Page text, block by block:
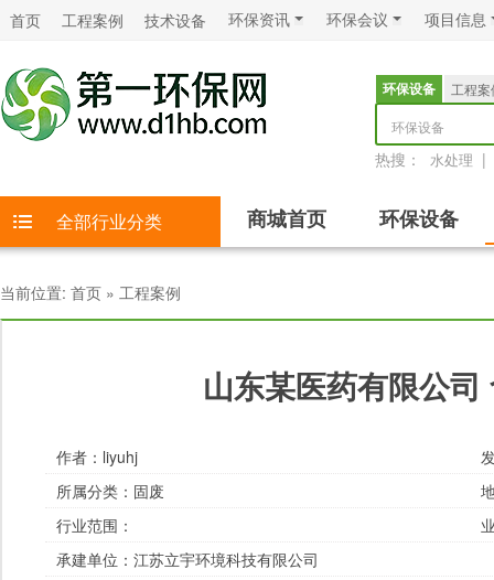
首页 工程案例 技术设备 环保资讯 环保会议 项目信息
环保设备
工程案
环保设备
热搜： 水处理 |
全部行业分类 商城首页 环保设备
当前位置: 首页 » 工程案例
山东某医药有限公
作者： liyuhj
所属分类： 固废
行业范围：
承建单位： 江苏立宇环境科技有限公司